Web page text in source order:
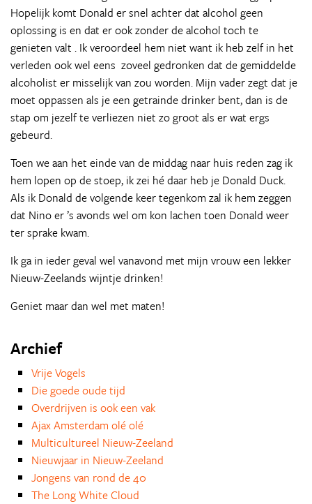
Hopelijk komt Donald er snel achter dat alcohol geen
oplossing is en dat er ook zonder de alcohol toch te
genieten valt . Ik veroordeel hem niet want ik heb zelf in het
verleden ook wel eens zoveel gedronken dat de gemiddelde
alcoholist er misselijk van zou worden. Mijn vader zegt dat je
moet oppassen als je een getrainde drinker bent, dan is de
stap om jezelf te verliezen niet zo groot als er wat ergs
gebeurd.
Toen we aan het einde van de middag naar huis reden zag ik
hem lopen op de stoep, ik zei hé daar heb je Donald Duck.
Als ik Donald de volgende keer tegenkom zal ik hem zeggen
dat Nino er ’s avonds wel om kon lachen toen Donald weer
ter sprake kwam.
Ik ga in ieder geval wel vanavond met mijn vrouw een lekker
Nieuw-Zeelands wijntje drinken!
Geniet maar dan wel met maten!
Archief
Vrije Vogels
Die goede oude tijd
Overdrijven is ook een vak
Ajax Amsterdam olé olé
Multicultureel Nieuw-Zeeland
Nieuwjaar in Nieuw-Zeeland
Jongens van rond de 40
The Long White Cloud